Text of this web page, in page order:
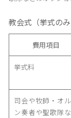
教会式（挙式の
費用項目
挙式料
司会や牧師・オ
ン奏者や聖歌隊